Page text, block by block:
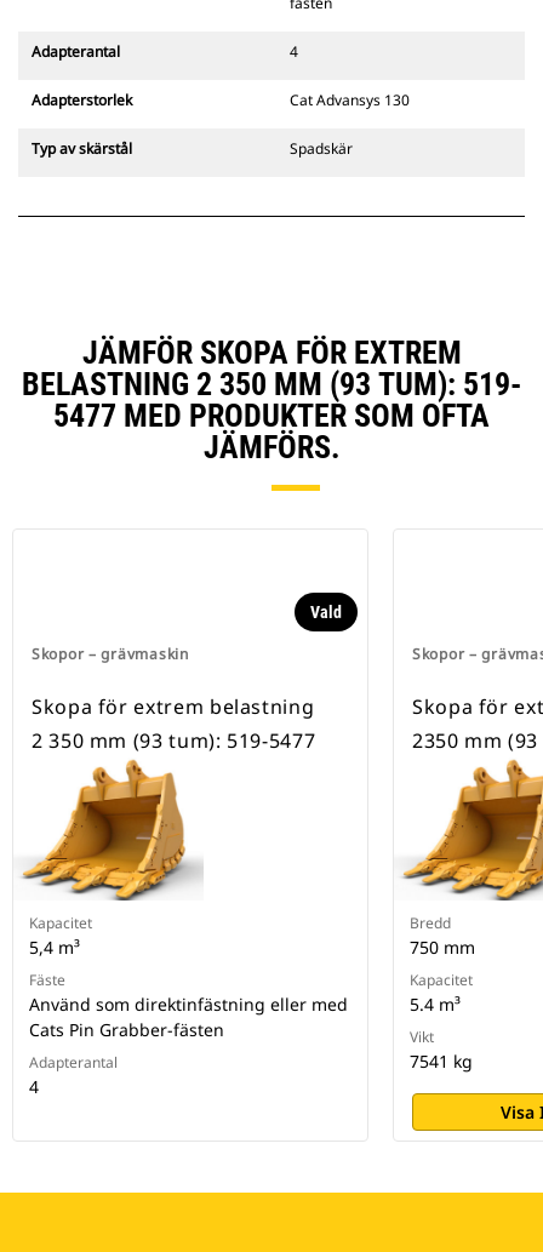
med bandgående grävmaskiner
grävmaskiner. Fästen för
Tillbehör som är kompatibla med
redskapsfästets gångjärn. CW-
finns tillgängliga för alla
bandburna och hjulburna
grävmaskiner.
Adapterantal 4
Adapterstorlek Cat Advansys 130
Typ av skärstål Spadskär
JÄMFÖR SKOPA FÖR EXTREM
BELASTNING 2 350 MM (93 TUM): 519-
5477 MED PRODUKTER SOM OFTA
JÄMFÖRS.
Skopor – grävmaskin
Vald
Skopa för extrem belastning
2 350 mm (93 tum): 519-5477
Kapacitet
5,4 m³
Fäste
Använd som direktinfästning eller med
Cats Pin Grabber-fästen
Adapterantal
4
Skopor –
Skopa för
2350 mm
Bredd
750 mm
Kapacitet
5.4 m³
Vikt
7541 kg
Visa